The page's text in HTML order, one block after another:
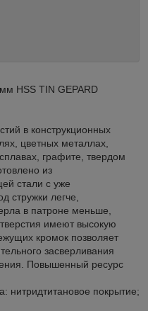
HSS TIN GEPARD
в конструкционных
цветных металлах,
графите, твердом
из
стали с уже
легче,
в патроне меньше,
имеют высокую
кромок позволяет
засверливания
Повышенный ресурс
нитридтитановое покрытие;